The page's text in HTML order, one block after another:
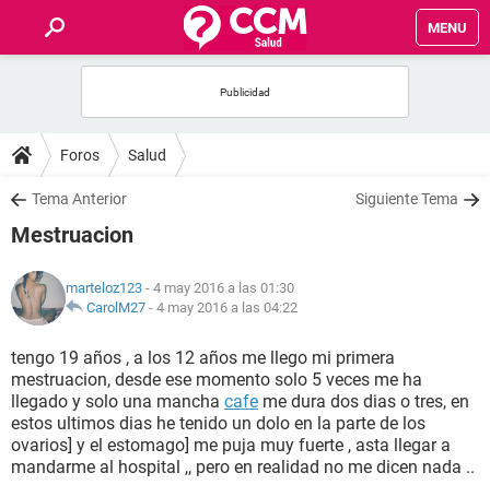
MENU
FOROS
SALUD
NUTRICIÓN
BIENESTAR
SEXUALIDAD
GLOSARIO
Foros Salud
Tema Anterior Siguiente Tema
Mestruacion
marteloz123 - 4 may 2016 a las 01:30
CarolM27 - 4 may 2016 a las 04:22
tengo 19 años , a los 12 años me llego mi primera
mestruacion, desde ese momento solo 5 veces me ha
llegado y solo una mancha cafe me dura dos dias o tres, en
estos ultimos dias he tenido un dolo en la parte de los
ovarios] y el estomago] me puja muy fuerte , asta llegar a
mandarme al hospital ,, pero en realidad no me dicen nada ..